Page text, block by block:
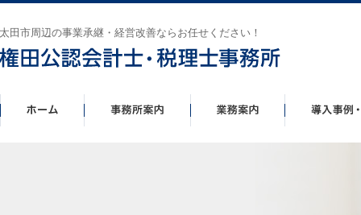
太田市周辺の事業承継・経営改善ならお任せください！